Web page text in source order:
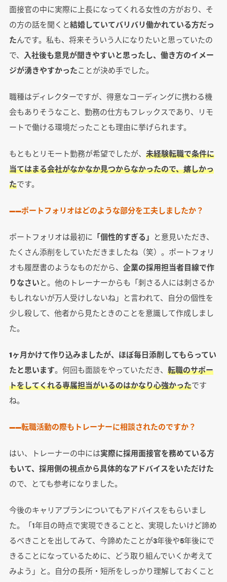
面接官の中に実際に上長になってくれる女性の方がおり、そ
の方の話を聞くと結婚していてバリバリ働かれている方だっ
たんです。私も、将来そういう人になりたいと思っていたの
で、 入社後も意見が聞きやすいと思ったし、働き方のイメー
ジが湧きやすかったことが決め手でした。
職種はディレクターですが、得意なコーディングに携わる機
会もありそうなこと、勤務の仕方もフレックスであり、リモ
ートで働ける環境だったことも理由に挙げられます。
もともとリモート勤務が希望でしたが、 未経験転職で条件に
当てはまる会社がなかなか見つからなかったので、嬉しかっ
たです。
――ポートフォリオはどのような部分を工夫しましたか？
ポートフォリオは最初に 「個性的すぎる」 と意見いただき、
たくさん添削をしていただきましたね（笑）。ポートフォリ
オも履歴書のようなものだから、 企業の採用担当者目線で作
りなさいと。他のトレーナーからも「刺さる人には刺さるか
もしれないが万人受けしないね」と言われて、自分の個性を
少し殺して、他者から見たときのことを意識して作成しまし
た。
1ヶ月かけて作り込みましたが、ほぼ毎日添削してもらってい
たと思います。何回も面談をやっていただき、 転職のサポー
トをしてくれる専属担当がいるのはかなり心強かったです
ね。
――転職活動の際もトレーナーに相談されたのですか？
はい、トレーナーの中には実際に採用面接官を務めている方
もいて、採用側の視点から具体的なアドバイスをいただけた
ので、とても参考になりました。
今後のキャリアプランについてもアドバイスをもらいまし
た。「1年目の時点で実現できることと、実現したいけど諦め
るべきことを出してみて、今諦めたことが3年後や5年後にで
きることになっているために、どう取り組んでいくか考えて
みよう」と。自分の長所・短所をしっかり理解しておくこと